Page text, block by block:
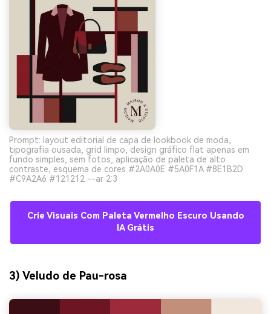
Prompt: layout editorial de capa de lookbook de moda,
tipografia ousada, grid limpo, design gráfico flat apenas em
fundo simples, sem fotos, aplicação de paleta de alto
contraste, esquema de cores #2A0A0E #5A0F1A #8E1B2D
#C9A2A6 #121212 --ar 2:3
Crie Visuais Com Paleta Vermelho Escuro Usando
IA Grátis
3) Veludo de Pau-rosa